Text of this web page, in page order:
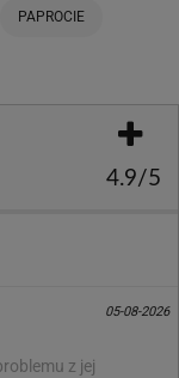
PAPROCIE
4.9/5
05-08-2026
z jej